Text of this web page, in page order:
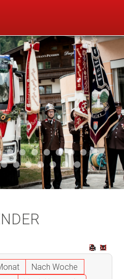
041
Aktuell 042
Aktuell 035
Aktuell 031
Aktuell 032
Aktuell 033
Aktuell 029
Aktuell 027
Aktuell 026
Start
002
Auto 002
Auto 009Auto 006Start 008
Start 005Start 003Start 006
Nach Woche